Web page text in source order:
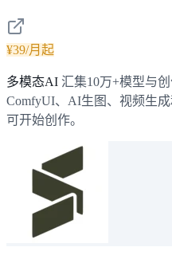
¥39/月起
多模态AI 汇集10万+模型与
ComfyUI、AI生图、视频生
可开始创作。